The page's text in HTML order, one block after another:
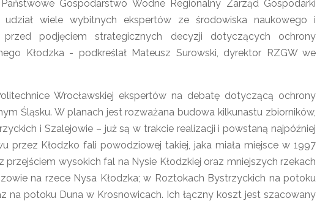
Gospodarstwo Wodne Regionalny Zarząd Gospodarki
wiele wybitnych ekspertów ze środowiska naukowego i
podjęciem strategicznych decyzji dotyczących ochrony
Kłodzka - podkreślał Mateusz Surowski, dyrektor RZGW we
Wrocławskiej ekspertów na debatę dotyczącą ochrony
Śląsku. W planach jest rozważana budowa kilkunastu zbiorników,
i Szalejowie – już są w trakcie realizacji i powstaną najpóźniej
przez Kłodzko fali powodziowej takiej, jaka miała miejsce w 1997
wysokich fal na Nysie Kłodzkiej oraz mniejszych rzekach
na rzece Nysa Kłodzka; w Roztokach Bystrzyckich na potoku
na potoku Duna w Krosnowicach. Ich łączny koszt jest szacowany